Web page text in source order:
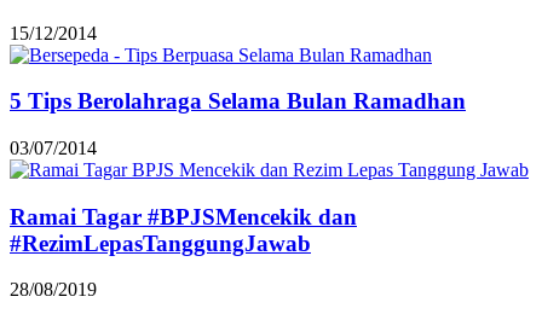
15/12/2014
5 Tips Berolahraga Selama Bulan Ramadhan
03/07/2014
Ramai Tagar #BPJSMencekik dan
#RezimLepasTanggungJawab
28/08/2019